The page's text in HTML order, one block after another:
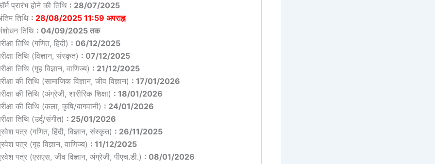
प्रारंभ होने की तिथि : 28/07/2025
तिथि : 28/08/2025 11:59 अपराह्न
तिथि : 04/09/2025 तक
तिथि (गणित, हिंदी) : 06/12/2025
तिथि (विज्ञान, संस्कृत) : 07/12/2025
तिथि (गृह विज्ञान, वाणिज्य) : 21/12/2025
की तिथि (सामाजिक विज्ञान, जीव विज्ञान) : 17/01/2026
की तिथि (अंग्रेजी, शारीरिक शिक्षा) : 18/01/2026
की तिथि (कला, कृषि/बागवानी) : 24/01/2026
तिथि (उर्दू/संगीत) : 25/01/2026
पत्र (गणित, हिंदी, विज्ञान, संस्कृत) : 26/11/2025
पत्र (गृह विज्ञान, वाणिज्य) : 11/12/2025
पत्र (एसएस, जीव विज्ञान, अंग्रेजी, पीएच.डी.) : 08/01/2026